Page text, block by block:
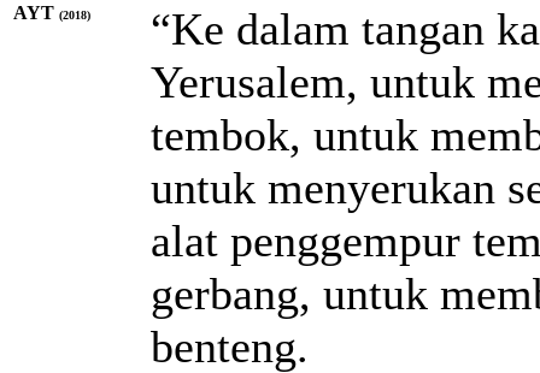
AYT (2018)
“Ke dalam tangan
Yerusalem, untuk
tembok, untuk
untuk menyerukan
alat penggempur
gerbang, untuk
benteng.